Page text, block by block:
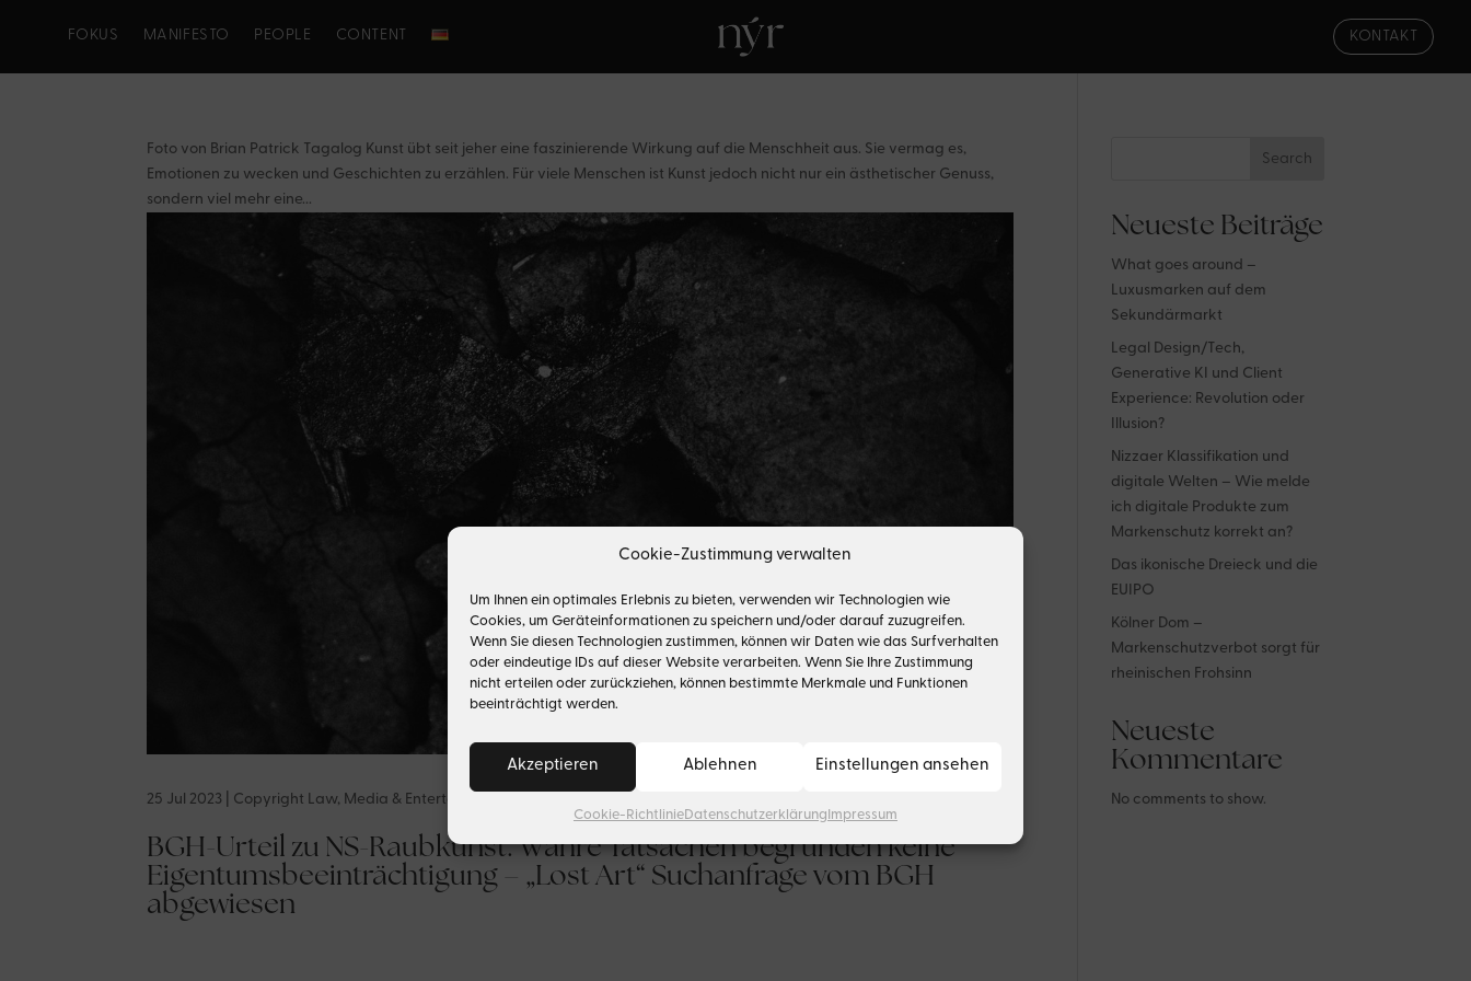
Cookie-Zustimmung verwalten
Um Ihnen ein optimales Erlebnis zu bieten, verwenden wir Technologien wie
Cookies, um Geräteinformationen zu speichern und/oder darauf zuzugreifen.
Wenn Sie diesen Technologien zustimmen, können wir Daten wie das Surfverhalten
oder eindeutige IDs auf dieser Website verarbeiten. Wenn Sie Ihre Zustimmung
nicht erteilen oder zurückziehen, können bestimmte Merkmale und Funktionen
beeinträchtigt werden.
Akzeptieren Ablehnen Einstellungen ansehen
Cookie-RichtlinieDatenschutzerklärung Impressum
FOKUS MANIFESTO PEOPLE CONTENT KONTAKT
BGH-Urteil zu NS-Raubkunst. Wahre Tatsachen begründen keine
Eigentumsbeeinträchtigung – „Lost Art“ Suchanfrage vom BGH
abgewiesen
25 Jul 2023 Copyright Law, Media & Entertainment
Foto von Brian Patrick Tagalog Kunst übt seit jeher eine faszinierende Wirkung auf die Menschheit aus. Sie vermag es,
Emotionen zu wecken und Geschichten zu erzählen. Für viele Menschen ist Kunst jedoch nicht nur ein ästhetischer Genuss,
sondern viel mehr eine...
Search
Neueste Beiträge
What goes around –
Luxusmarken auf dem
Sekundärmarkt
Legal Design/Tech,
Generative KI und Client
Experience: Revolution oder
Illusion?
Nizzaer Klassifikation und
digitale Welten – Wie melde
ich digitale Produkte zum
Markenschutz korrekt an?
Das ikonische Dreieck und die
EUIPO
Kölner Dom –
Markenschutzverbot sorgt für
rheinischen Frohsinn
Neueste
Kommentare
No comments to show.